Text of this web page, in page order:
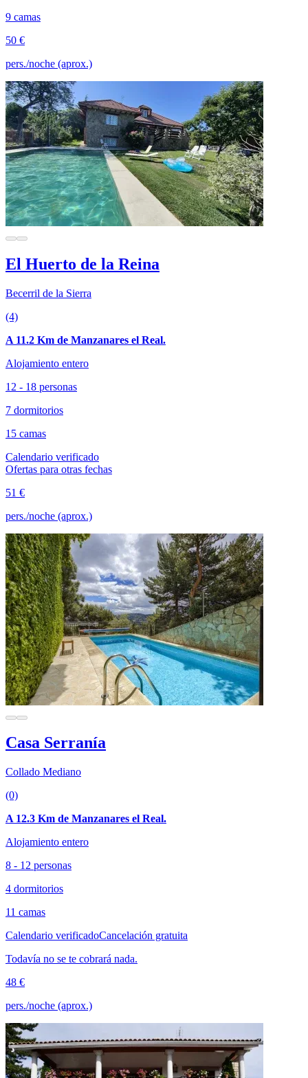
9 camas
50 €
pers./noche (aprox.)
El Huerto de la Reina
Becerril de la Sierra
(4)
A 11.2 Km de Manzanares el Real.
Alojamiento entero
12 - 18 personas
7 dormitorios
15 camas
Calendario verificado
Ofertas para otras fechas
51 €
pers./noche (aprox.)
Casa Serranía
Collado Mediano
(0)
A 12.3 Km de Manzanares el Real.
Alojamiento entero
8 - 12 personas
4 dormitorios
11 camas
Calendario verificadoCancelación gratuita
Todavía no se te cobrará nada.
48 €
pers./noche (aprox.)